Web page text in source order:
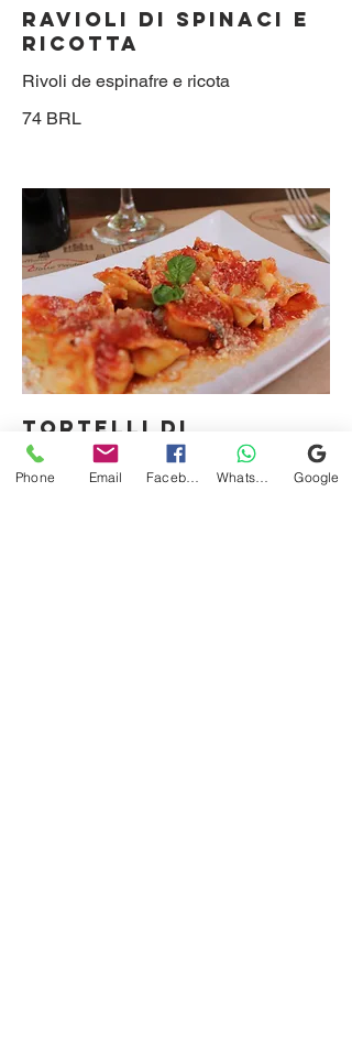
RAVIOLI DI SPINACI E
RICOTTA
Rivoli de espinafre e ricota
74 BRL
TORTELLI DI
PROSCIUTTO CRUDO
Tortelli di Presunto Cru
Phone Email Google